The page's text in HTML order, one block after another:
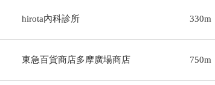
hirota內科診所 330m
東急百貨商店多摩廣場商店 750m